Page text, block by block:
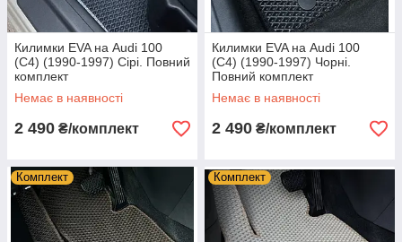
Килимки EVA на Audi 100
(C4) (1990-1997) Сірі. Повний
комплект
Немає в наявності
2 490 ₴/комплект
Килимки EVA на Audi 100
(C4) (1990-1997) Чорні.
Повний комплект
Немає в наявності
2 490 ₴/комплект
Комплект Комплект